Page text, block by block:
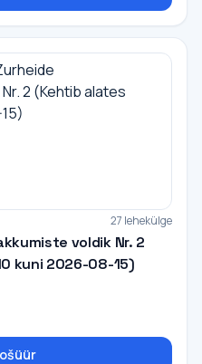
27 lehekülge
voldik Nr. 2
kuni 2026-08-15)